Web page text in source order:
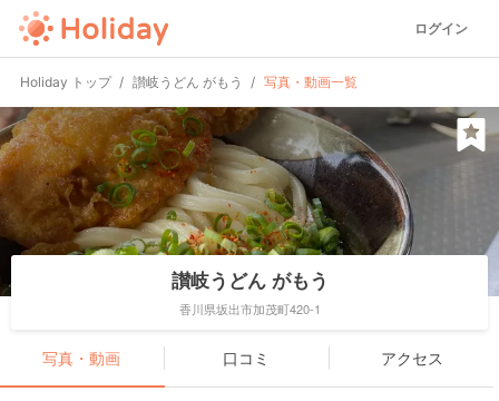
ログイン
Holiday トップ 讃岐うどん がもう 写真・動画一覧
讃岐うどん がもう
香川県坂出市加茂町420-1
写真・動画 口コミ アクセス